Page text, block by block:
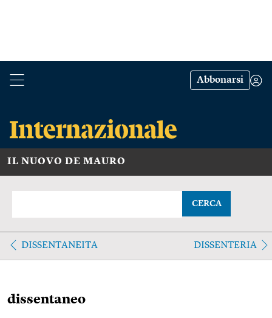
Abbonarsi
IL NUOVO DE MAURO
CERCA
DISSENTANEITA DISSENTERIA
dissentaneo